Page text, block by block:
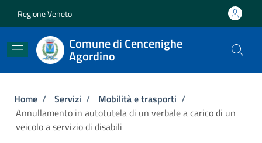
Regione Veneto
Comune di Cencenighe
Agordino
Briciole di pane
Home / Servizi / Mobilità e trasporti /
Annullamento in autotutela di un verbale a carico di un
veicolo a servizio di disabili